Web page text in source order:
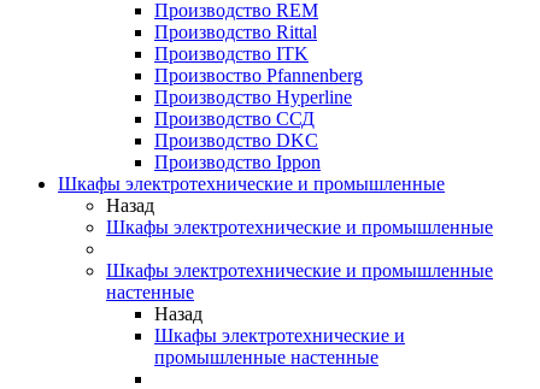
Производство REM
Производство Rittal
Производство ITK
Произвоство Pfannenberg
Производство Hyperline
Производство ССД
Производство DKC
Производство Ippon
Шкафы электротехнические и промышленные
Назад
Шкафы электротехнические и промышленные
Шкафы электротехнические и промышленные
настенные
Назад
Шкафы электротехнические и
промышленные настенные